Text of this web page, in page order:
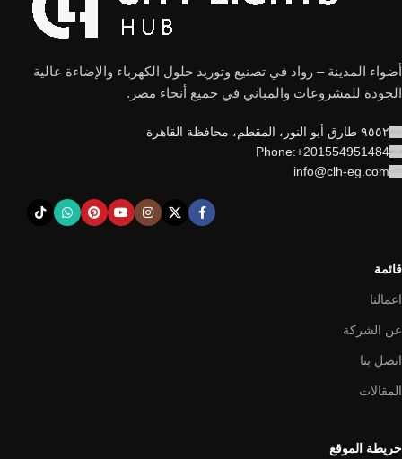
أضواء المدينة – رواد في تصنيع وتوريد حلول الكهرباء والإضاءة عالية
الجودة للمشروعات والمباني في جميع أنحاء مصر.
٩٥٥٢ طارق أبو النور، المقطم، محافظة القاهرة
Phone:+201554951484
info@clh-eg.com
قائمة
اعمالنا
عن الشركة
اتصل بنا
المقالات
خريطة الموقع